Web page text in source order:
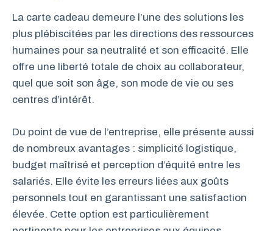
La carte cadeau demeure l’une des solutions les
plus plébiscitées par les directions des ressources
humaines pour sa neutralité et son efficacité. Elle
offre une liberté totale de choix au collaborateur,
quel que soit son âge, son mode de vie ou ses
centres d’intérêt.
Du point de vue de l’entreprise, elle présente aussi
de nombreux avantages : simplicité logistique,
budget maîtrisé et perception d’équité entre les
salariés. Elle évite les erreurs liées aux goûts
personnels tout en garantissant une satisfaction
élevée. Cette option est particulièrement